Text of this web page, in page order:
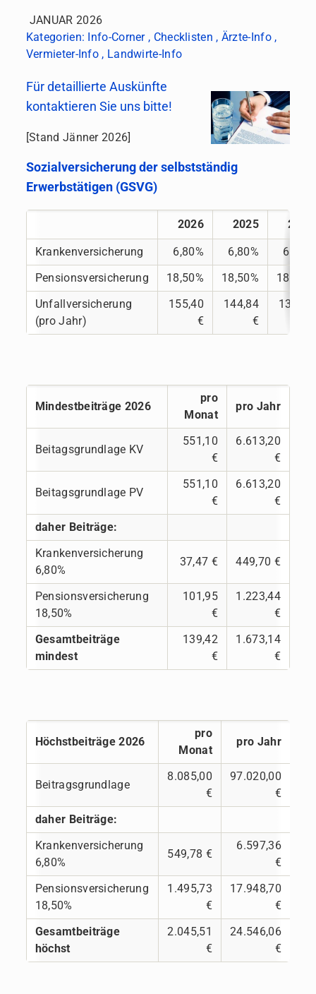
JANUAR 2026
Kategorien: Info-Corner, Checklisten , Ärzte-Info,
Vermieter-Info , Landwirte-Info
Für detaillierte Auskünfte
kontaktieren Sie uns bitte!
[Stand Jänner 2026]
Sozialversicherung der selbstständig
Erwerbstätigen (GSVG)
2026 2025 2024
Krankenversicherung 6,80% 6,80%
6,80%
Pensionsversicherung
18,50% 18,50%
18,50%
Unfallversicherung
(pro Jahr)
155,40
€
144,84
€
136,20
Mindestbeiträge 2026
pro
Monat
pro Jahr
Beitagsgrundlage KV
551,10
€
6.613,20
€
Beitagsgrundlage PV
551,10
€
6.613,20
€
daher Beiträge:
Krankenversicherung
6,80%
37,47 € 449,70 €
Pensionsversicherung
18,50%
101,95
€
1.223,44
€
Gesamtbeiträge
mindest
139,42
€
1.673,14
€
Höchstbeiträge 2026
pro
Monat
pro Jahr
Beitragsgrundlage
8.085,00
€
97.020,00
€
daher Beiträge:
Krankenversicherung
6,80%
549,78 €
6.597,36
€
Pensionsversicherung
18,50%
1.495,73
€
17.948,70
€
Gesamtbeiträge
höchst
2.045,51
€
24.546,06
€